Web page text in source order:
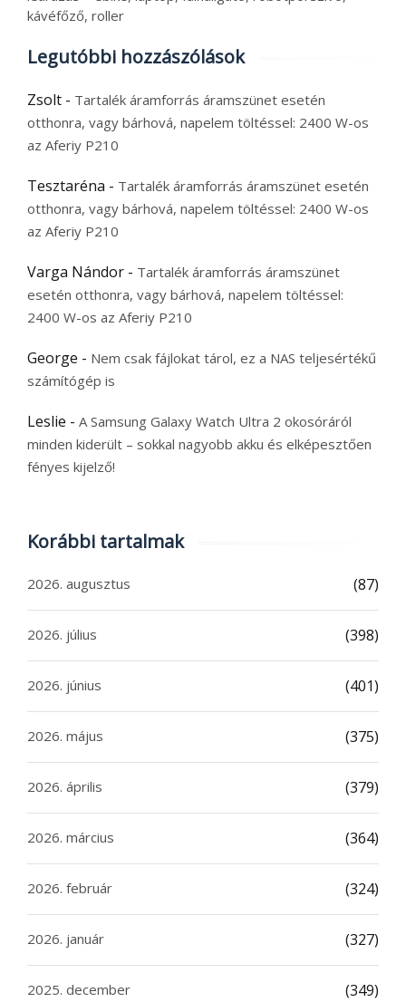
kávéfőző, roller
Legutóbbi hozzászólások
Zsolt - Tartalék áramforrás áramszünet esetén
otthonra, vagy bárhová, napelem töltéssel: 2400 W-os
az Aferiy P210
Tesztaréna - Tartalék áramforrás áramszünet esetén
otthonra, vagy bárhová, napelem töltéssel: 2400 W-os
az Aferiy P210
Varga Nándor - Tartalék áramforrás áramszünet
esetén otthonra, vagy bárhová, napelem töltéssel:
2400 W-os az Aferiy P210
George - Nem csak fájlokat tárol, ez a NAS teljesértékű
számítógép is
Leslie - A Samsung Galaxy Watch Ultra 2 okosóráról
minden kiderült – sokkal nagyobb akku és elképesztően
fényes kijelző!
Korábbi tartalmak
2026. augusztus (87)
2026. július (398)
2026. június (401)
2026. május (375)
2026. április (379)
2026. március (364)
2026. február (324)
2026. január (327)
2025. december (349)